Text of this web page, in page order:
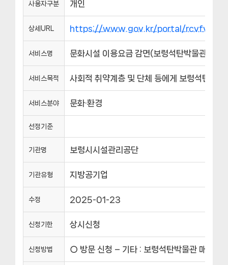
사용자구분 개인
상세URL https://www.gov.kr/portal/
서비스명 문화시설 이용요금 감면(보령석탄박물관)
서비스목적 사회적 취약계층 및 단체 등에게 보령석탄박물
서비스분야 문화·환경
선정기준
기관명 보령시시설관리공단
기관유형 지방공기업
수정 2025-01-23
신청기한 상시신청
신청방법 ○ 방문 신청 – 기타 : 보령석탄박물관 매표소